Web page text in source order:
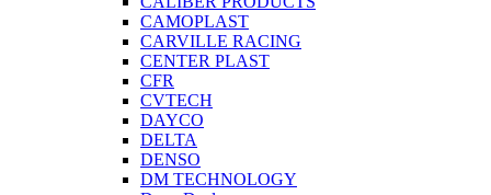
CAMOPLAST
CARVILLE RACING
CENTER PLAST
CFR
CVTECH
DAYCO
DELTA
DENSO
DM TECHNOLOGY